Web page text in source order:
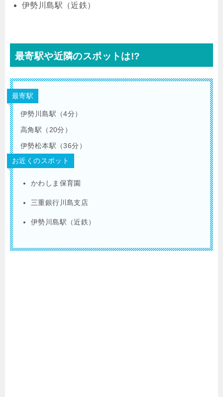
伊勢川島駅（近鉄）
最寄駅や近隣のスポットは!?
最寄駅
伊勢川島駅（4分）
高角駅（20分）
伊勢松本駅（36分）
お近くのスポット
かわしま保育園
三重銀行川島支店
伊勢川島駅（近鉄）